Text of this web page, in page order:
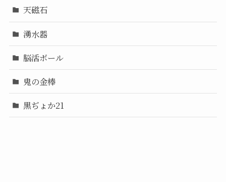
天磁石
湧水器
脳活ボール
鬼の金棒
黒ぢょか21